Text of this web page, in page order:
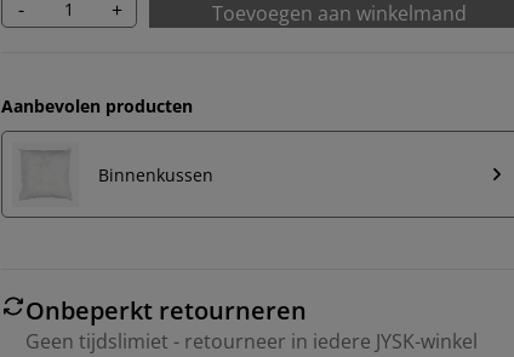
- + Toevoegen aan winkelmand
Aanbevolen producten
Binnenkussen
Onbeperkt retourneren
Geen tijdslimiet - retourneer in iedere JYSK-winkel